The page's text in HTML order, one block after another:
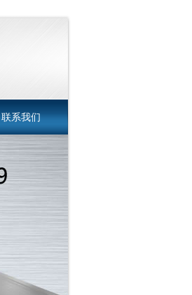
联系我们